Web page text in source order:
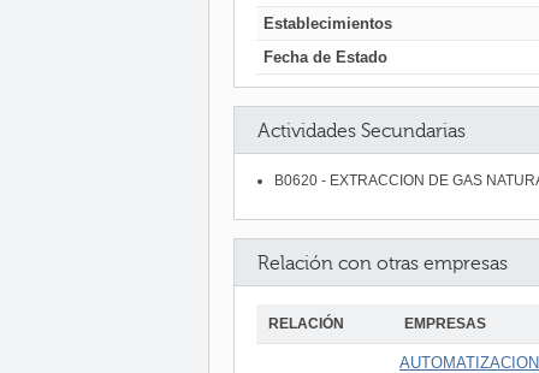
Establecimientos
Fecha de Estado
Actividades Secundarias
B0620 - EXTRACCION DE GAS
Relación con otras empresas
RELACIÓN EMPRESAS